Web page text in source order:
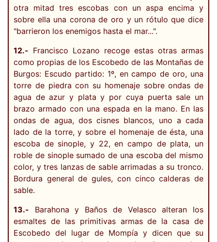
otra mitad tres escobas con un aspa encima y
sobre ella una corona de oro y un rótulo que dice
"barrieron los enemigos hasta el mar...".
12.- Francisco Lozano recoge estas otras armas
como propias de los Escobedo de las Montañas de
Burgos: Escudo partido: 1º, en campo de oro, una
torre de piedra con su homenaje sobre ondas de
agua de azur y plata y por cuya puerta sale un
brazo armado con una espada en la mano. En las
ondas de agua, dos cisnes blancos, uno a cada
lado de la torre, y sobre el homenaje de ésta, una
escoba de sinople, y 22, en campo de plata, un
roble de sinople sumado de una escoba del mismo
color, y tres lanzas de sable arrimadas a su tronco.
Bordura general de gules, con cinco calderas de
sable.
13.- Barahona y Baños de Velasco alteran los
esmaltes de las primitivas armas de la casa de
Escobedo del lugar de Mompía y dicen que su